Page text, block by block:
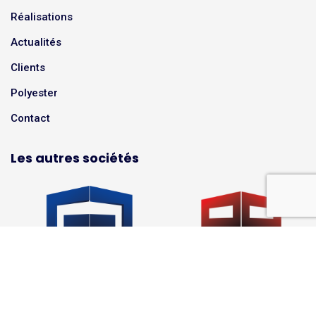
Réalisations
Actualités
Clients
Polyester
Contact
Les autres sociétés